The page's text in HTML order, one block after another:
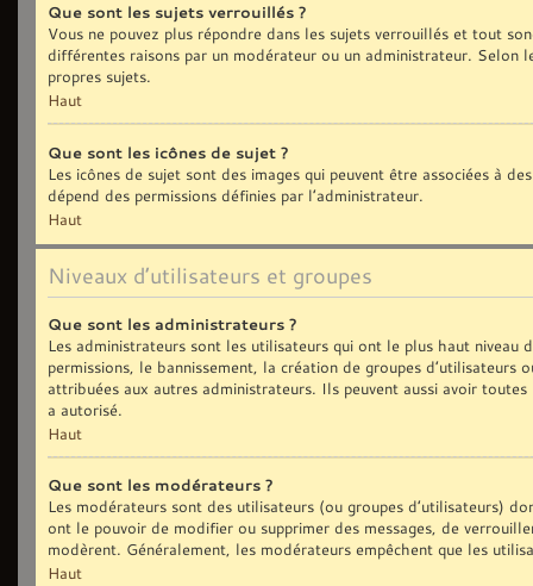
Que sont les sujets verrouillés ?
Vous ne pouvez plus répondre dans les sujets verrouillés et tout
différentes raisons par un modérateur ou un administrateur. Selon
propres sujets.
Haut
Que sont les icônes de sujet ?
Les icônes de sujet sont des images qui peuvent être associées à
dépend des permissions définies par l’administrateur.
Haut
Niveaux d’utilisateurs et groupes
Que sont les administrateurs ?
Les administrateurs sont les utilisateurs qui ont le plus haut
permissions, le bannissement, la création de groupes
attribuées aux autres administrateurs. Ils peuvent aussi avoir
a autorisé.
Haut
Que sont les modérateurs ?
Les modérateurs sont des utilisateurs (ou groupes d’utilisateurs)
ont le pouvoir de modifier ou supprimer des messages, de
modèrent. Généralement, les modérateurs empêchent que les
Haut